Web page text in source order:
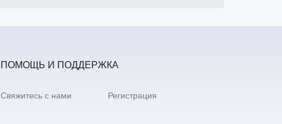
ПОМОЩЬ И ПОДДЕРЖКА
Свяжитесь с нами Регистрация